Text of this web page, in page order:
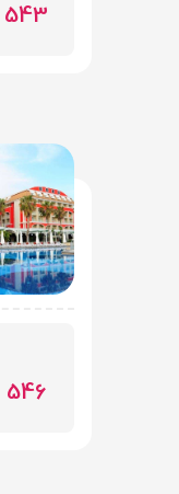
543
546